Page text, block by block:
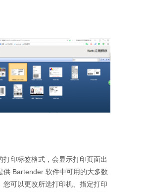
打印标签格式，会显示打印页面出
供 Bartender 软件中可用的大多数
您可以更改所选打印机、指定打印